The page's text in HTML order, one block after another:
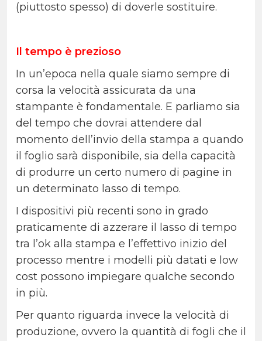
(piuttosto spesso) di doverle sostituire.
Il tempo è prezioso
In un’epoca nella quale siamo sempre di
corsa la velocità assicurata da una
stampante è fondamentale. E parliamo sia
del tempo che dovrai attendere dal
momento dell’invio della stampa a quando
il foglio sarà disponibile, sia della capacità
di produrre un certo numero di pagine in
un determinato lasso di tempo.
I dispositivi più recenti sono in grado
praticamente di azzerare il lasso di tempo
tra l’ok alla stampa e l’effettivo inizio del
processo mentre i modelli più datati e low
cost possono impiegare qualche secondo
in più.
Per quanto riguarda invece la velocità di
produzione, ovvero la quantità di fogli che il